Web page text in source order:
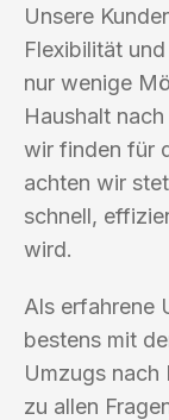
Unsere
Flexibilität
nur wenige
Haushalt
wir finden für
achten wir
schnell,
wird.
Als erfahrene
bestens mit
Umzugs nach
zu allen